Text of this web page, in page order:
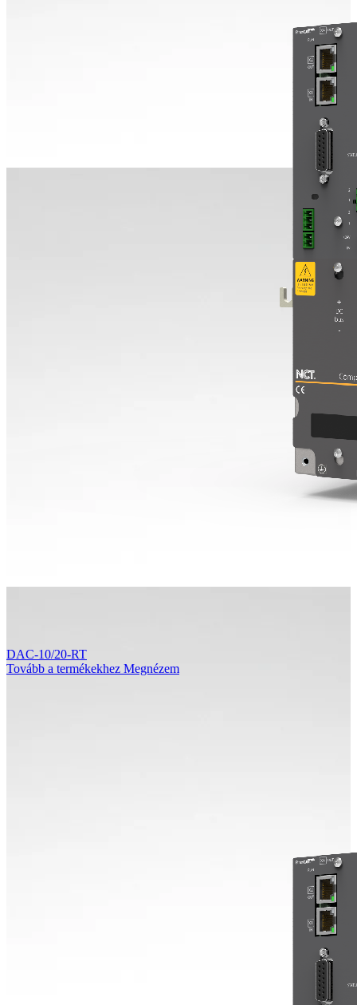
DAC-10/20-RT
Tovább a termékekhez Megnézem